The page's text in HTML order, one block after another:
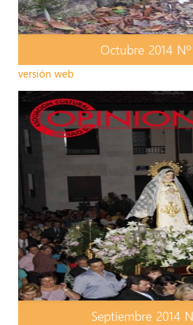
Octubre 2014 Nº
versión web
Septiembre 2014